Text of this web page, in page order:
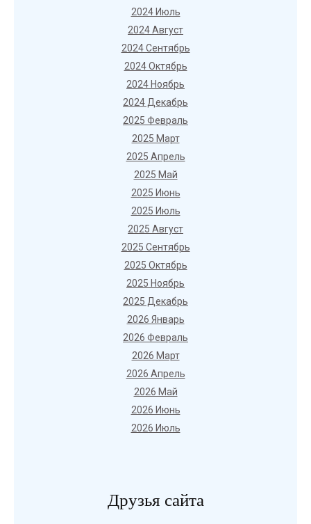
2024 Июль
2024 Август
2024 Сентябрь
2024 Октябрь
2024 Ноябрь
2024 Декабрь
2025 Февраль
2025 Март
2025 Апрель
2025 Май
2025 Июнь
2025 Июль
2025 Август
2025 Сентябрь
2025 Октябрь
2025 Ноябрь
2025 Декабрь
2026 Январь
2026 Февраль
2026 Март
2026 Апрель
2026 Май
2026 Июнь
2026 Июль
Друзья сайта